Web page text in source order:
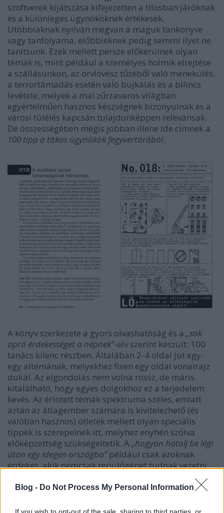
Blog - Do Not Process My Personal Information
If you wish to opt-out of the sale, sharing to third parties, or
szoftverek kijátszása kifejezetten a tilosban járóknak
és a különleges ügynököknek értékesek.
Utóbbiaknak nyilván megvan a maguk tankönyve
vagy tanfolyama, előbbieknek pedig semmi ilyet ne
tanítsunk. Ezek mellett persze előkerülnek olyan
témák is, mint például a személyes holmik elrejtése
a szállásunkon, az orvlövész tűzéből való menekülés,
a terrortámadás esetén való bujkálás és a bilincs
levétele, melyek a mai zűrzavaros világban
egyértelműen hasznos készségnek bizonyulnak és a
városi túlélés kapcsán tulajdonképpen relevánsak.
De összességében mégis jobban illene ide címnek a
100 tipp a titkos ügynökök fegyvertárából.
A könyv szerkezete a gyors olvashatóság és a „sok
apró érdekességet a népnek”-elv szerint készült: 100
tanács kilenc részben. Általában 2-4 oldal jut egy-
egy altémának, melyekhez fixen egy oldal vonalrajz
dukál. Az elgondolás nem volna rossz, de máris
kitalálható, hogy egyes dolgokhoz ez a terjedelem
kevés. Az érintett témák spektruma széles, emiatt
aztán az átlagember számára is kivitelezhető (és
valóban hasznos) ötletek mellett olyan speciális
tippek is szerepelnek itt, melyhez enyhén szólva
előképzettség szükségeltetik. A„hogyan hatolj be légi
úton egy idegen országba”például csak azoknak
érdekes, akik nemcsak repülőgépet tudnak vezetni,
Tartalom